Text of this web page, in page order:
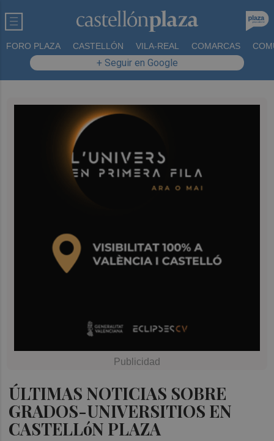
FORO PLAZA CASTELLÓN VILA-REAL COMARCAS
+ Seguir en Google
ÚLTIMAS NOTICIAS SOBRE
GRADOS-UNIVERSITIOS EN
CASTELLóN PLAZA